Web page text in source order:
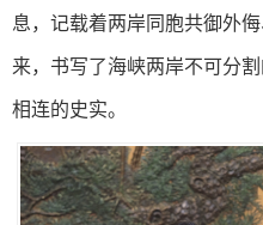
息，记载着两岸同胞共御外
来，书写了海峡两岸不可分
相连的史实。